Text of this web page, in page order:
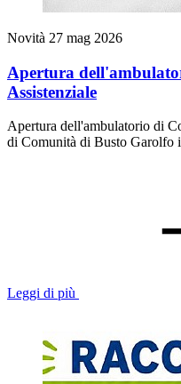
Novità 27 mag 2026
Apertura
Assistenziale
Apertura dell'ambulatorio di
di Comunità di Busto
Leggi di più